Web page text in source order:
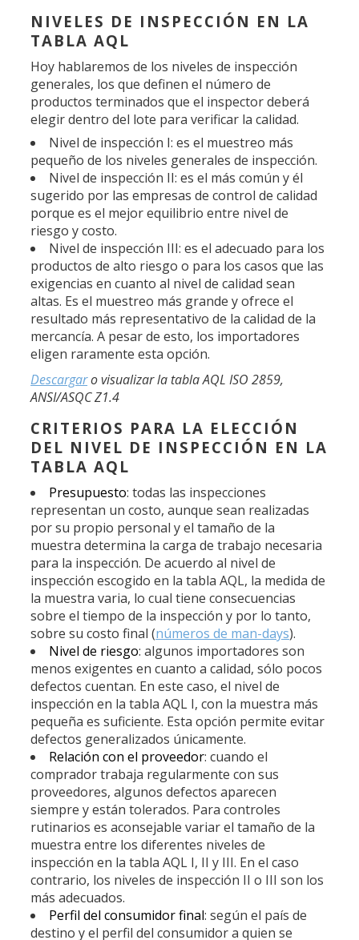
NIVELES DE INSPECCIÓN EN LA
TABLA AQL
Hoy hablaremos de los niveles de inspección
generales, los que definen el número de
productos terminados que el inspector deberá
elegir dentro del lote para verificar la calidad.
Nivel de inspección I: es el muestreo más
pequeño de los niveles generales de inspección.
Nivel de inspección II: es el más común y él
sugerido por las empresas de control de calidad
porque es el mejor equilibrio entre nivel de
riesgo y costo.
Nivel de inspección III: es el adecuado para los
productos de alto riesgo o para los casos que las
exigencias en cuanto al nivel de calidad sean
altas. Es el muestreo más grande y ofrece el
resultado más representativo de la calidad de la
mercancía. A pesar de esto, los importadores
eligen raramente esta opción.
Descargaro visualizar la tabla AQL ISO 2859,
ANSI/ASQC Z1.4
CRITERIOS PARA LA ELECCIÓN
DEL NIVEL DE INSPECCIÓN EN LA
TABLA AQL
Presupuesto: todas las inspecciones
representan un costo, aunque sean realizadas
por su propio personal y el tamaño de la
muestra determina la carga de trabajo necesaria
para la inspección. De acuerdo al nivel de
inspección escogido en la tabla AQL, la medida de
la muestra varia, lo cual tiene consecuencias
sobre el tiempo de la inspección y por lo tanto,
sobre su costo final (números de man-days).
Nivel de riesgo: algunos importadores son
menos exigentes en cuanto a calidad, sólo pocos
defectos cuentan. En este caso, el nivel de
inspección en la tabla AQL I, con la muestra más
pequeña es suficiente. Esta opción permite evitar
defectos generalizados únicamente.
Relación con el proveedor: cuando el
comprador trabaja regularmente con sus
proveedores, algunos defectos aparecen
siempre y están tolerados. Para controles
rutinarios es aconsejable variar el tamaño de la
muestra entre los diferentes niveles de
inspección en la tabla AQL I, II y III. En el caso
contrario, los niveles de inspección II o III son los
más adecuados.
Perfil del consumidor final: según el país de
destino y el perfil del consumidor a quien se